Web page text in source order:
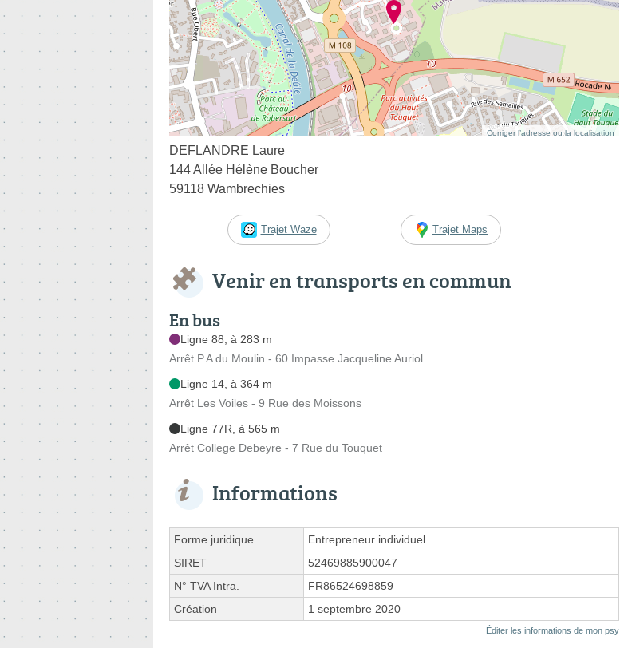
Corriger l’adresse ou la localisation
DEFLANDRE Laure
144 Allée Hélène Boucher
59118 Wambrechies
Trajet Waze Trajet Maps
Venir en transports en commun
En bus
Ligne 88, à 283 m
Arrêt P.A du Moulin - 60 Impasse Jacqueline Auriol
Ligne 14, à 364 m
Arrêt Les Voiles - 9 Rue des Moissons
Ligne 77R, à 565 m
Arrêt College Debeyre - 7 Rue du Touquet
Informations
Forme juridique
Entrepreneur individuel
SIRET
52469885900047
N° TVA Intra.
FR86524698859
Création
1 septembre 2020
Éditer les informations de mon psy